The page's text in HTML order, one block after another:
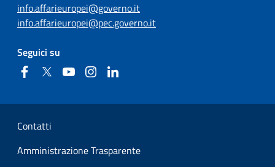
info.affarieuropei@governo.it
info.affarieuropei@pec.governo.it
Seguici su
FacebookTwitter YouTubeInstagram
Sezione Link Utili
Contatti
Amministrazione Trasparente